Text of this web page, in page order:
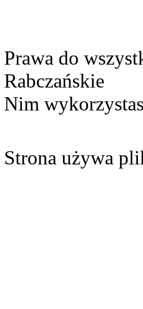
Prawa do
Rabczańskie
Nim
Strona używa